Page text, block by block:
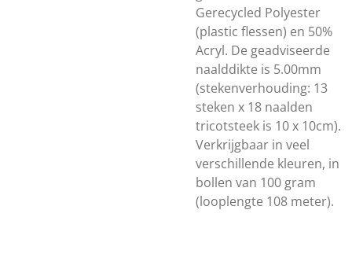
Gerecycled Polyester
(plastic flessen) en 50%
Acryl. De geadviseerde
naalddikte is 5.00mm
(stekenverhouding: 13
steken x 18 naalden
tricotsteek is 10 x 10cm).
Verkrijgbaar in veel
verschillende kleuren, in
bollen van 100 gram
(looplengte 108 meter).